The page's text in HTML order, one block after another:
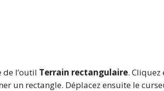
l’outil Terrain rectangulaire. Cliquez
un rectangle. Déplacez ensuite le